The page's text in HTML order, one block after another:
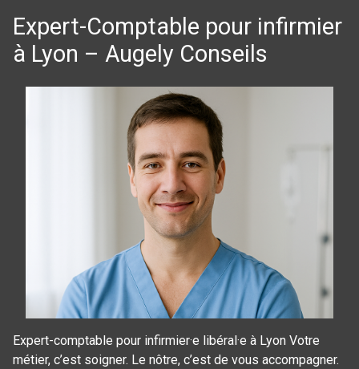
Expert-Comptable pour infirmier
à Lyon – Augely Conseils
Expert-comptable pour infirmier·e libéral·e à Lyon Votre
métier, c’est soigner. Le nôtre, c’est de vous accompagner.